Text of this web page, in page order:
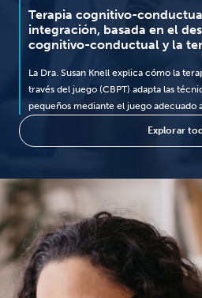
Terapia cognitivo-
integración, basada en el
cognitivo-conductual y la
La Dra. Susan Knell explica cómo la
través del juego (CBPT) adapta las
pequeños mediante el juego adecuado
Explorar